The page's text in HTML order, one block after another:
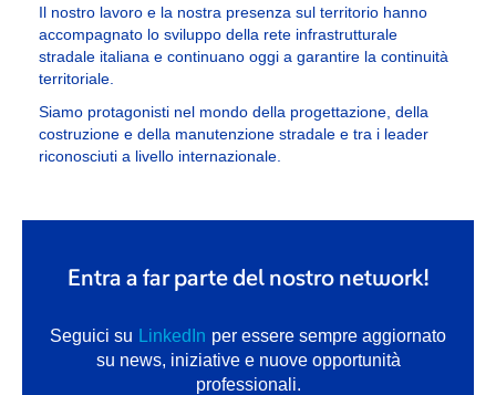
Il nostro lavoro e la nostra presenza sul territorio hanno
accompagnato lo sviluppo della rete infrastrutturale
stradale italiana e continuano oggi a garantire la continuità
territoriale.
Siamo protagonisti nel mondo della progettazione, della
costruzione e della manutenzione stradale e tra i leader
riconosciuti a livello internazionale.
Entra a far parte del nostro network!
Seguici su LinkedIn per essere sempre aggiornato
su news, iniziative e nuove opportunità
professionali.